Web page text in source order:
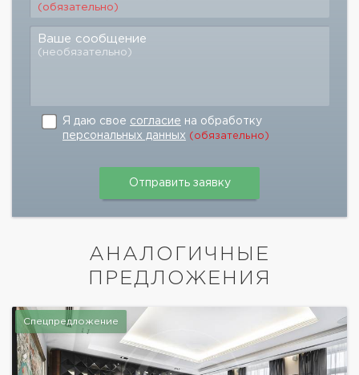
(обязательно)
Ваше сообщение
(необязательно)
Я даю свое согласие на обработку
персональных данных (обязательно)
АНАЛОГИЧНЫЕ
ПРЕДЛОЖЕНИЯ
Спецпредложение